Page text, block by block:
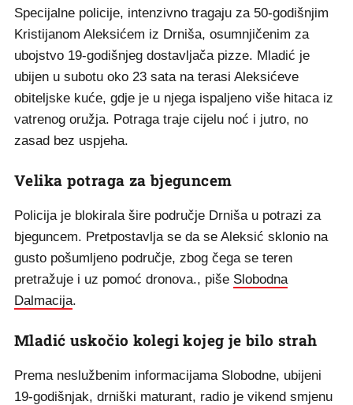
Specijalne policije, intenzivno tragaju za 50-godišnjim
Kristijanom Aleksićem iz Drniša, osumnjičenim za
ubojstvo 19-godišnjeg dostavljača pizze. Mladić je
ubijen u subotu oko 23 sata na terasi Aleksićeve
obiteljske kuće, gdje je u njega ispaljeno više hitaca iz
vatrenog oružja. Potraga traje cijelu noć i jutro, no
zasad bez uspjeha.
Velika potraga za bjeguncem
Policija je blokirala šire područje Drniša u potrazi za
bjeguncem. Pretpostavlja se da se Aleksić sklonio na
gusto pošumljeno područje, zbog čega se teren
pretražuje i uz pomoć dronova., piše Slobodna
Dalmacija.
Mladić uskočio kolegi kojeg je bilo strah
Prema neslužbenim informacijama Slobodne, ubijeni
19-godišnjak, drniški maturant, radio je vikend smjenu